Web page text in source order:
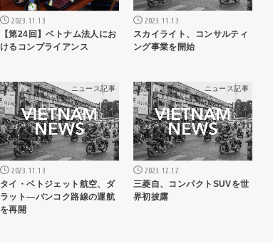
2023.11.13
【第24回】ベトナム法人にお
けるコンプライアンス
2023.11.13
スカイライト、コンサルティ
ング事業を開始
ニュース記事
2023.11.13
タイ・ベトジェット航空、ダ
ラット―バンコク路線の運航
を再開
ニュース記事
2023.12.12
三菱自、コンパクトSUVを世
界初披露